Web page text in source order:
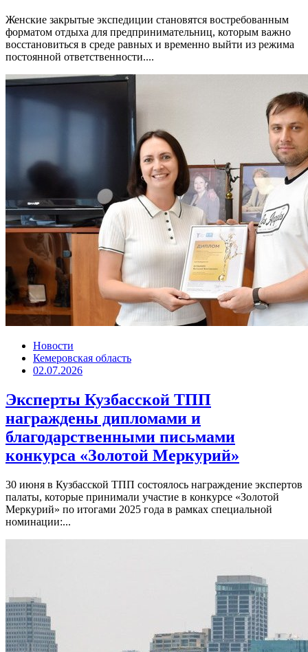
Женские закрытые экспедиции становятся востребованным
форматом отдыха для предпринимательниц, которым важно
восстановиться в среде равных и временно выйти из режима
постоянной ответственности....
Новости
Кемеровская область
02.07.2026
Эксперты Кузбасской ТПП
награждены дипломами и
благодарственными письмами
конкурса «Золотой Меркурий»
30 июня в Кузбасской ТПП состоялось награждение экспертов
палаты, которые принимали участие в конкурсе «Золотой
Меркурий» по итогами 2025 года в рамках специальной
номинации:...